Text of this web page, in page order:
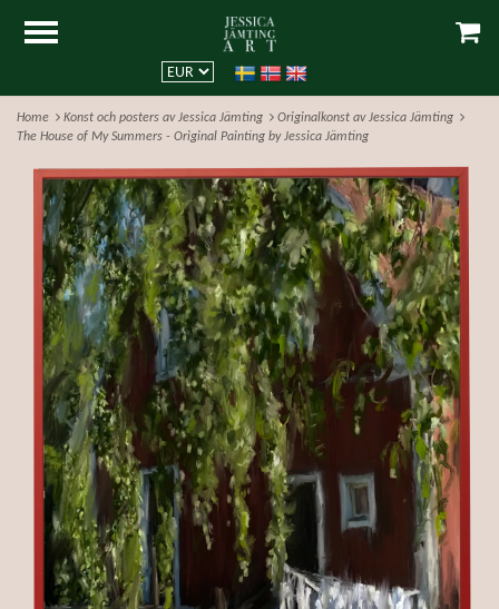
Home Konst och posters av Jessica Jämting
Originalkonst av Jessica Jämting
The House of My Summers - Original Painting by Jessica Jämting